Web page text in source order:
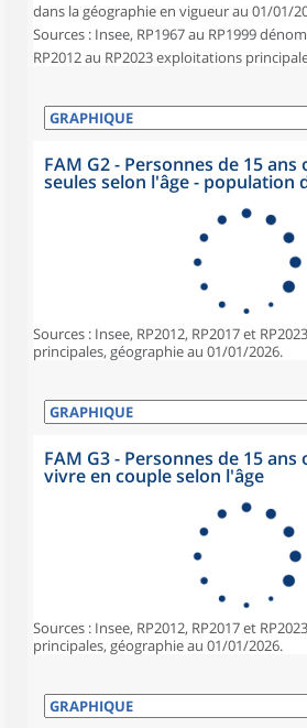
dans la géographie en vigueur au 01/01/
Sources : Insee, RP1967 au RP1999
RP2012 au RP2023 exploitations
FAM G2 - Personnes de 15
seules selon l'âge - population
Sources : Insee, RP2012, RP2017 et
principales, géographie au 01/01/2026.
FAM G3 - Personnes de 15
vivre en couple selon l'âge
Sources : Insee, RP2012, RP2017 et
principales, géographie au 01/01/2026.